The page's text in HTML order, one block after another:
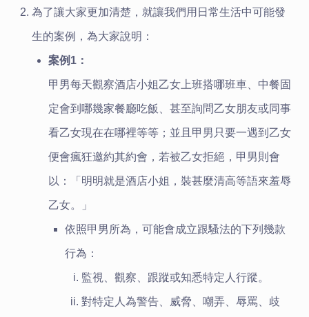
為了讓大家更加清楚，就讓我們用日常生活中可能發
生的案例，為大家說明：
案例1：
甲男每天觀察酒店小姐乙女上班搭哪班車、中餐固
定會到哪幾家餐廳吃飯、甚至詢問乙女朋友或同事
看乙女現在在哪裡等等；並且甲男只要一遇到乙女
便會瘋狂邀約其約會，若被乙女拒絕，甲男則會
以：「明明就是酒店小姐，裝甚麼清高等語來羞辱
乙女。」
依照甲男所為，可能會成立跟騷法的下列幾款
行為：
監視、觀察、跟蹤或知悉特定人行蹤。
對特定人為警告、威脅、嘲弄、辱罵、歧